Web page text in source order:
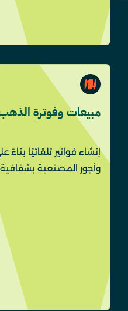
مبيعات وفوترة
إنشاء فواتير تلقائيًا بناءً
وأجور المصنعية